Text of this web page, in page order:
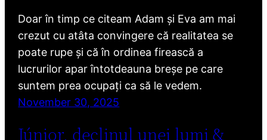
Doar în timp ce citeam Adam și Eva am mai
crezut cu atâta convingere că realitatea se
poate rupe și că în ordinea firească a
lucrurilor apar întotdeauna breșe pe care
suntem prea ocupați ca să le vedem.
November 30, 2025
Júnior, declinul unei lumi &